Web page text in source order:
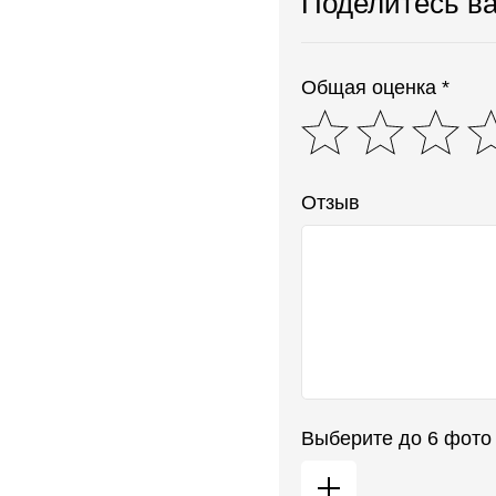
Общая оценка *
Отзыв
Выберите до 6 фото